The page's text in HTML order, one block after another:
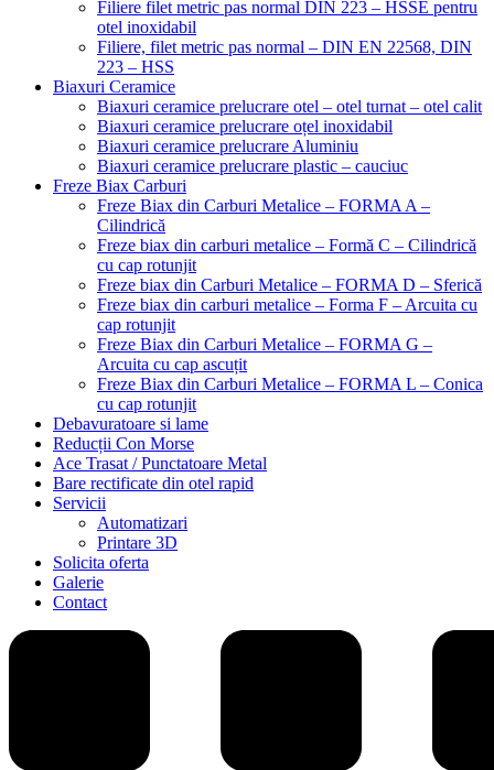
Filiere filet metric pas normal DIN 223 – HSSE pentru
otel inoxidabil
Filiere, filet metric pas normal – DIN EN 22568, DIN
223 – HSS
Biaxuri Ceramice
Biaxuri ceramice prelucrare otel – otel turnat – otel calit
Biaxuri ceramice prelucrare oțel inoxidabil
Biaxuri ceramice prelucrare Aluminiu
Biaxuri ceramice prelucrare plastic – cauciuc
Freze Biax Carburi
Freze Biax din Carburi Metalice – FORMA A –
Cilindrică
Freze biax din carburi metalice – Formă C – Cilindrică
cu cap rotunjit
Freze biax din Carburi Metalice – FORMA D – Sferică
Freze biax din carburi metalice – Forma F – Arcuita cu
cap rotunjit
Freze Biax din Carburi Metalice – FORMA G –
Arcuita cu cap ascuțit
Freze Biax din Carburi Metalice – FORMA L – Conica
cu cap rotunjit
Debavuratoare si lame
Reducții Con Morse
Ace Trasat / Punctatoare Metal
Bare rectificate din otel rapid
Servicii
Automatizari
Printare 3D
Solicita oferta
Galerie
Contact